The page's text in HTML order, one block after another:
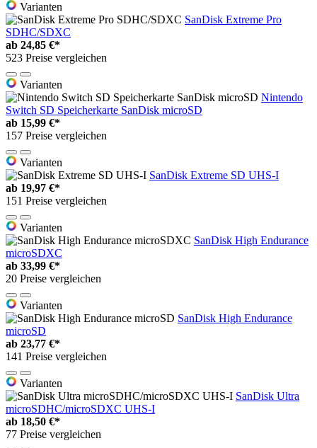
Varianten
SanDisk Extreme Pro
SDHC/SDXC
ab 24,85 €*
523 Preise vergleichen
Varianten
Nintendo
Switch SD Speicherkarte SanDisk microSD
ab 15,99 €*
157 Preise vergleichen
Varianten
SanDisk Extreme SD UHS-I
ab 19,97 €*
151 Preise vergleichen
Varianten
SanDisk High Endurance
microSDXC
ab 33,99 €*
20 Preise vergleichen
Varianten
SanDisk High Endurance
microSD
ab 23,77 €*
141 Preise vergleichen
Varianten
SanDisk Ultra
microSDHC/microSDXC UHS-I
ab 18,50 €*
77 Preise vergleichen